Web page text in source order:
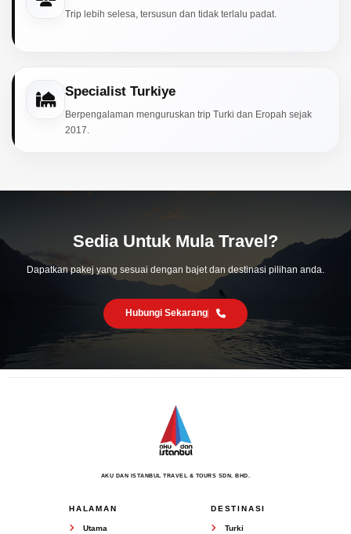
Trip lebih selesa, tersusun dan tidak terlalu padat.
Specialist Turkiye
Berpengalaman menguruskan trip Turki dan Eropah sejak
2017.
Sedia Untuk Mula Travel?
Dapatkan pakej yang sesuai dengan bajet dan destinasi pilihan anda.
Hubungi Sekarang
AKU DAN ISTANBUL TRAVEL & TOURS SDN. BHD.
HALAMAN
Utama
DESTINASI
Turki